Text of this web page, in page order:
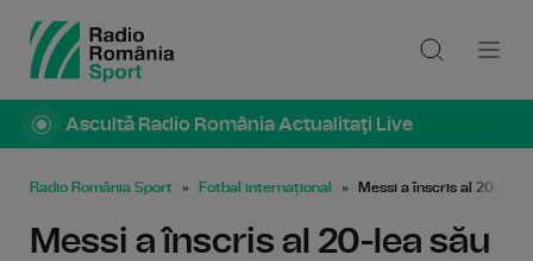
Ascultă Radio România Actualitaţi Live
Radio România Sport Fotbal internațional Messi a înscris al 20-lea
Messi a înscris al 20-lea său